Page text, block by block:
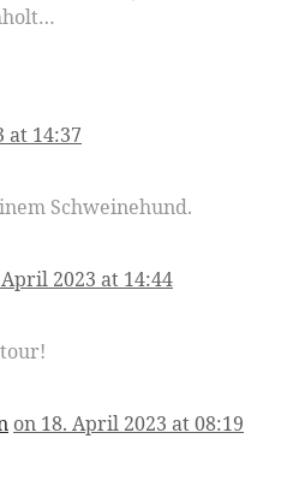
at 14:37
Schweinehund.
2023 at 14:44
on 18. April 2023 at 08:19